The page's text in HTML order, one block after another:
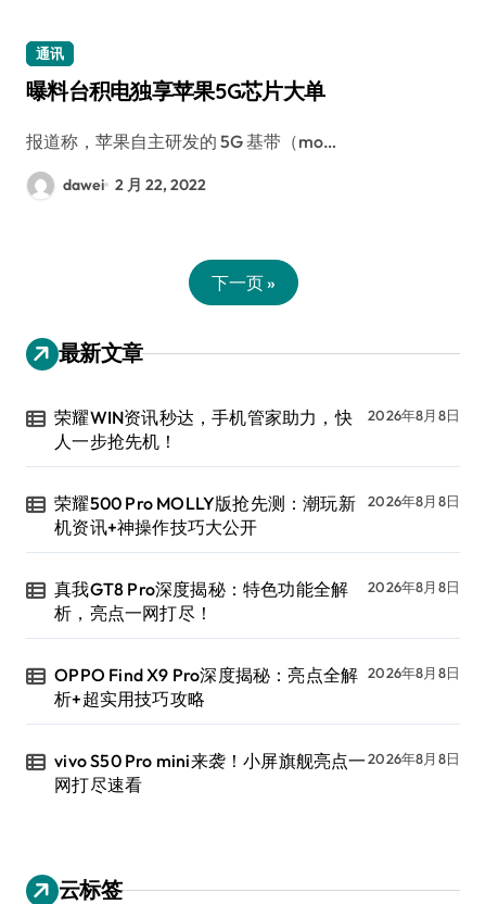
通讯
曝料台积电独享苹果5G芯片大单
报道称，苹果自主研发的 5G 基带（mo…
dawei 2 月 22, 2022
下一页 »
最新文章
荣耀WIN资讯秒达，手机管家助力，快
人一步抢先机！
2026年8月8日
荣耀500 Pro MOLLY版抢先测：潮玩新
机资讯+神操作技巧大公开
2026年8月8日
真我GT8 Pro深度揭秘：特色功能全解
析，亮点一网打尽！
2026年8月8日
OPPO Find X9 Pro深度揭秘：亮点全解
析+超实用技巧攻略
2026年8月8日
vivo S50 Pro mini来袭！小屏旗舰亮点一
网打尽速看
2026年8月8日
云标签